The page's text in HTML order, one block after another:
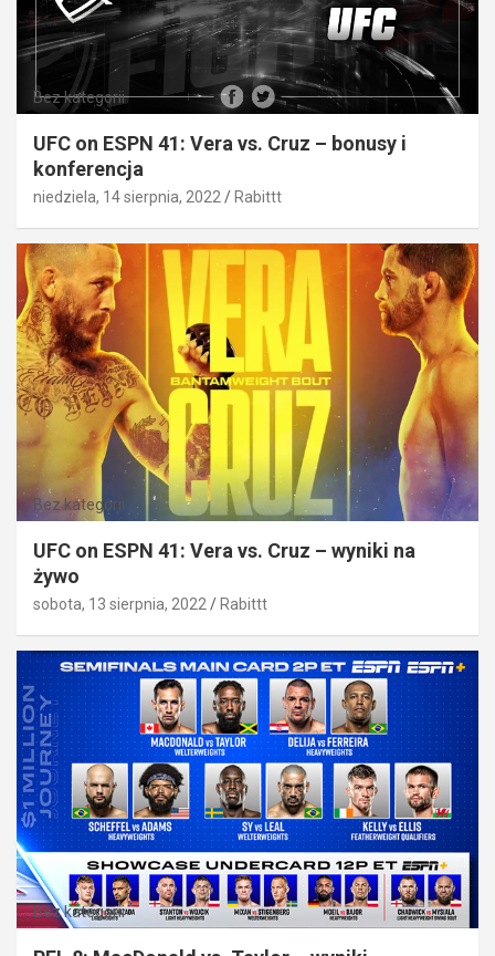
Bez kategorii
UFC on ESPN 41: Vera vs. Cruz – bonusy i
konferencja
niedziela, 14 sierpnia, 2022 Rabittt
Bez kategorii
UFC on ESPN 41: Vera vs. Cruz – wyniki na
żywo
sobota, 13 sierpnia, 2022 Rabittt
Bez kategorii